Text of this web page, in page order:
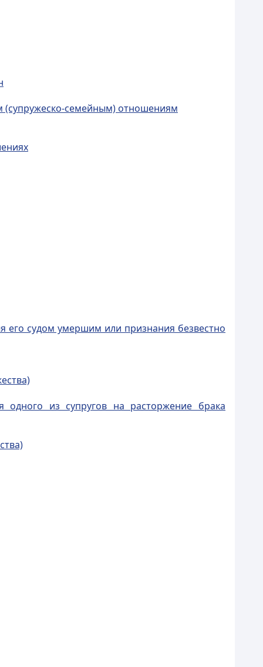
(супружеско-семейным) отношениям
его судом умершим или признания безвестно
одного из супругов на расторжение брака